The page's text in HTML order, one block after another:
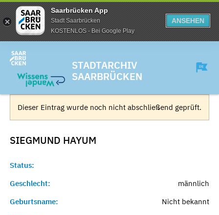
Saarbrücken App
Stadt Saarbrücken
KOSTENLOS - Bei Google Play
ANSEHEN
STADTARCHIV
SAARBRÜCKEN
Dieser Eintrag wurde noch nicht abschließend geprüft.
SIEGMUND HAYUM
Status:
Geschlecht:
männlich
Geburtsname:
Nicht bekannt